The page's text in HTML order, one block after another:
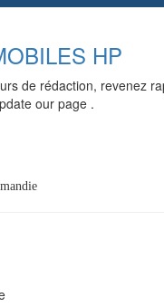
HP
de rédaction, revenez
our page .